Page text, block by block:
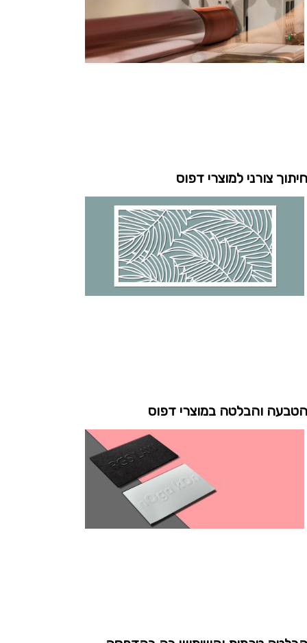
חיתוך צורני למוצרי דפוס
הטבעה והבלטה במוצרי דפוס